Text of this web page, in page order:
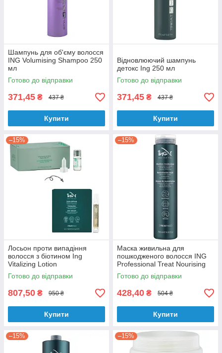
Шампунь для об'єму волосся
ING Volumising Shampoo 250
мл
Готово до відправки
371,45 ₴ 437 ₴
Купити
Відновлюючий шампунь
детокс Ing 250 мл
Готово до відправки
371,45 ₴ 437 ₴
Купити
–15%
Лосьон проти випадіння
волосся з біотином Ing
Vitalizing Lotion
Готово до відправки
807,50 ₴ 950 ₴
Купити
–15%
Маска живильна для
пошкодженого волосся ING
Professional Treat Nourising
Mask 250 мл
Готово до відправки
428,40 ₴ 504 ₴
Купити
–15% –15%